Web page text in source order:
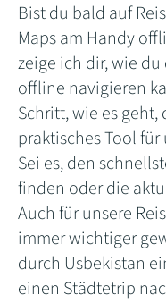
Bist du bald auf
Maps am Handy
zeige ich dir, wie
offline navigieren
Schritt, wie es
praktisches Tool
Sei es, den
finden oder die
Auch für unsere
immer wichtiger
durch Usbekistan
einen Städtetrip